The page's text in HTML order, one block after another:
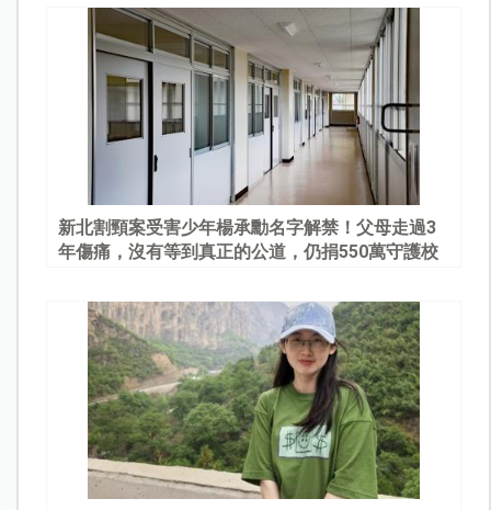
新北割頸案受害少年楊承勳名字解禁！父母走過3
年傷痛，沒有等到真正的公道，仍捐550萬守護校